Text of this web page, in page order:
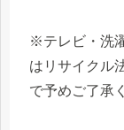
※テレビ・洗
はリサイクル
で予めご了承